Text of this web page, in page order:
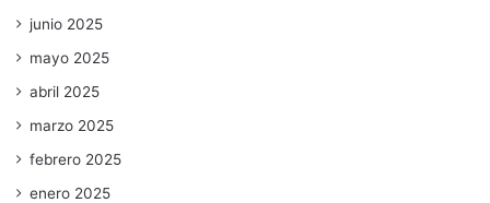
junio 2025
mayo 2025
abril 2025
marzo 2025
febrero 2025
enero 2025